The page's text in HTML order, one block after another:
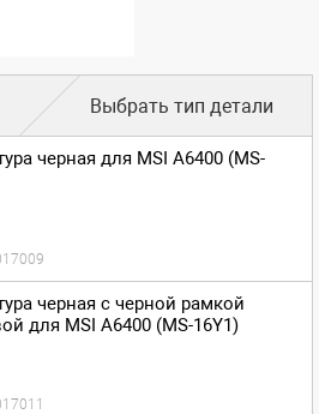
Выбрать тип детали
черная для MSI A6400 (MS-
черная с черной рамкой
для MSI A6400 (MS-16Y1)